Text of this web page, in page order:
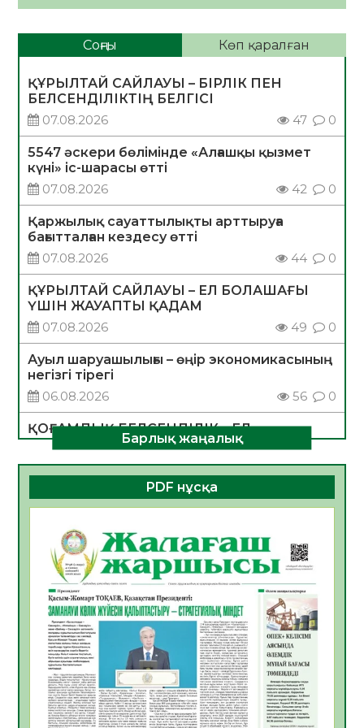
Соңғы Көп қаралған
ҚҰРЫЛТАЙ САЙЛАУЫ – БІРЛІК ПЕН
БЕЛСЕНДІЛІКТІҢ БЕЛГІСІ
07.08.2026
47 0
5547 әскери бөлімінде «Алғашқы қызмет
күні» іс-шарасы өтті
07.08.2026
42 0
Қаржылық сауаттылықты арттыруға
бағытталған кездесу өтті
07.08.2026
44 0
ҚҰРЫЛТАЙ САЙЛАУЫ – ЕЛ БОЛАШАҒЫ
ҮШІН ЖАУАПТЫ ҚАДАМ
07.08.2026
49 0
Ауыл шаруашылығы – өңір экономикасының
негізгі тірегі
06.08.2026
56 0
ҚОҒАМДЫҚ БЕЛСЕНДІЛІК – ЕЛ
ДАМУЫНЫҢ НЕГІЗІ
06.08.2026
54 0
ҚҰРЫЛТАЙ САЙЛАУЫ – БОЛАШАҚҚА
06.08.2026
Инфекциялық ауруларға қарсы иммундау
жұмыстарының тиімділігі
06.08.2026
58
Көкжөтел ауруы туралы
06.08.2026
56
АПВ вакцинасы туралы мәлімет
06.08.2026
57
Барлық жаңалық
PDF нұсқа